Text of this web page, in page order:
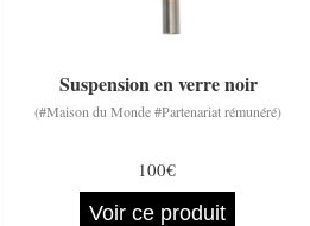
Suspension en verre noir
(#Maison du Monde #Partenariat rémunéré)
100€
Voir ce produit